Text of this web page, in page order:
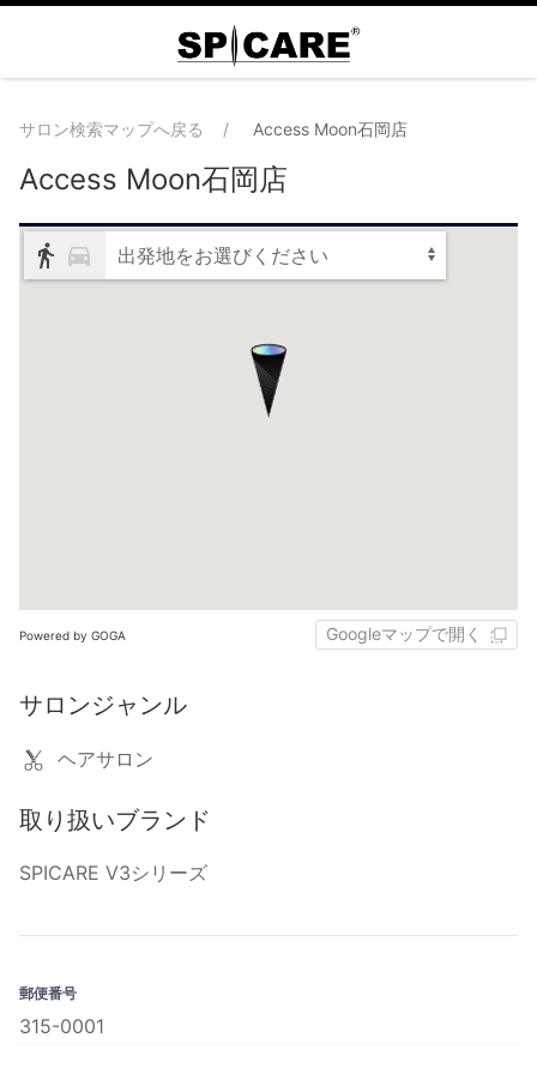
サロン検索マップへ戻る Access Moon石岡店
Access Moon石岡店
出発地をお選びください
Powered by GOGA Googleマップで開く
サロンジャンル
ヘアサロン
取り扱いブランド
SPICARE V3シリーズ
郵便番号
315-0001